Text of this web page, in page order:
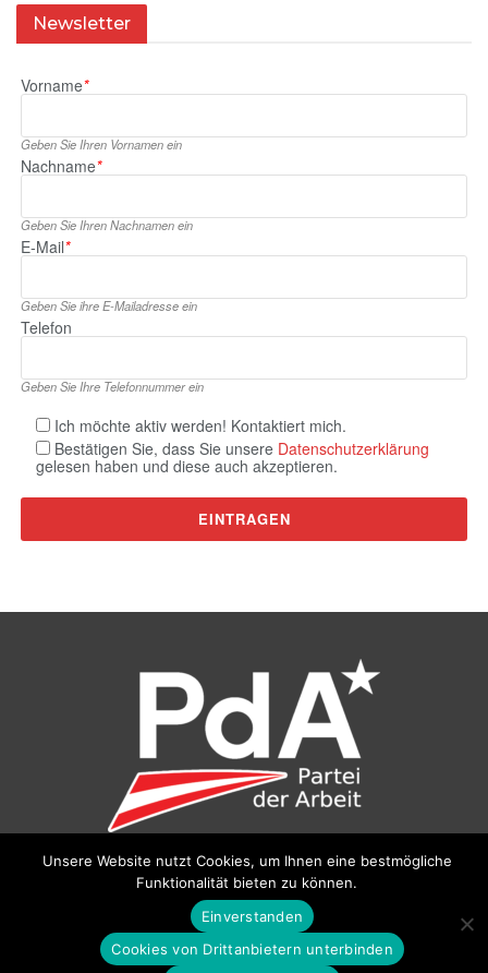
Newsletter
Vorname*
Geben Sie Ihren Vornamen ein
Nachname*
Geben Sie Ihren Nachnamen ein
E‑Mail*
Geben Sie ihre E‑Mailadresse ein
Telefon
Geben Sie Ihre Telefonnummer ein
Ich möchte aktiv werden! Kontaktiert mich.
Bestätigen Sie, dass Sie unsere Datenschutzerklärung
gelesen haben und diese auch akzeptieren.
Partei der Arbeit (PdA), Bundesbüro: Drorygasse 21, 1030
pda@parteiderarbeit.at
Datenschutzerklärung
Unsere Website nutzt Cookies, um Ihnen eine bestmögliche
Funktionalität bieten zu können.
Einverstanden
Cookies von Drittanbietern unterbinden